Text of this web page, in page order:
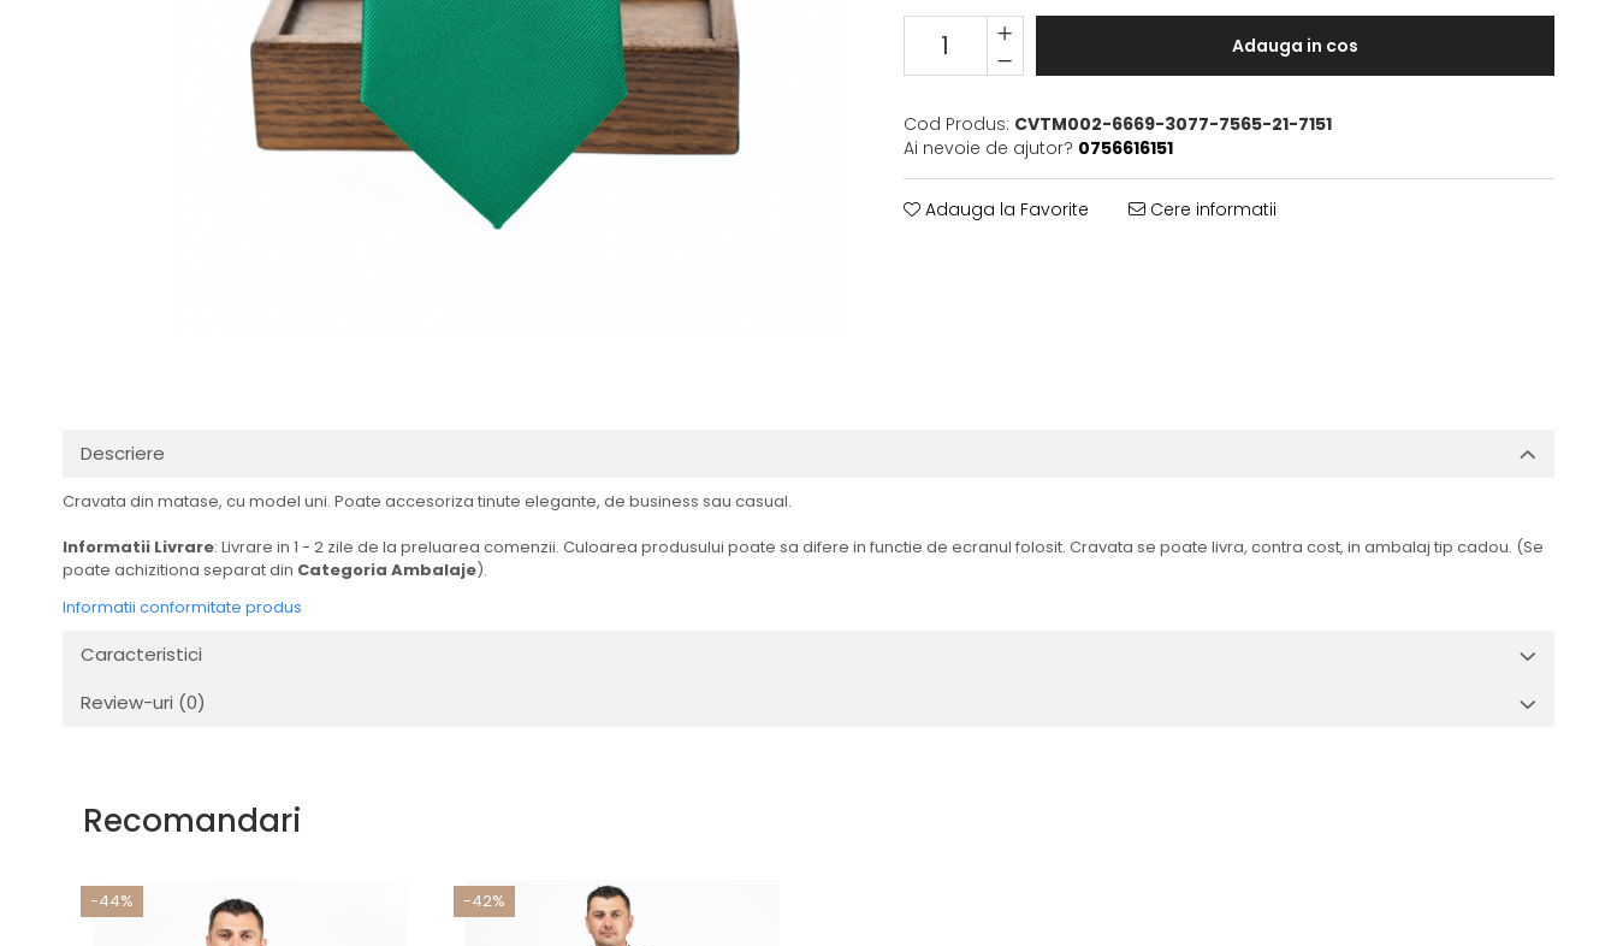
Adauga in cos
Cod Produs: CVTM002-6669-3077-7565-21-7151
Ai nevoie de ajutor? 0756616151
Adauga la Favorite Cere informatii
Descriere
Cravata din matase, cu model uni. Poate accesoriza tinute elegante, de business sau casual.
Informatii Livrare: Livrare in 1 - 2 zile de la preluarea comenzii. Culoarea produsului poate sa difere in functie de ecranul folosit. Cravata se poate livra, contra cost, in ambalaj tip cadou. (Se
poate achizitiona separat din Categoria Ambalaje).
Informatii conformitate produs
Caracteristici
Review-uri (0)
Recomandari
-44% -42%